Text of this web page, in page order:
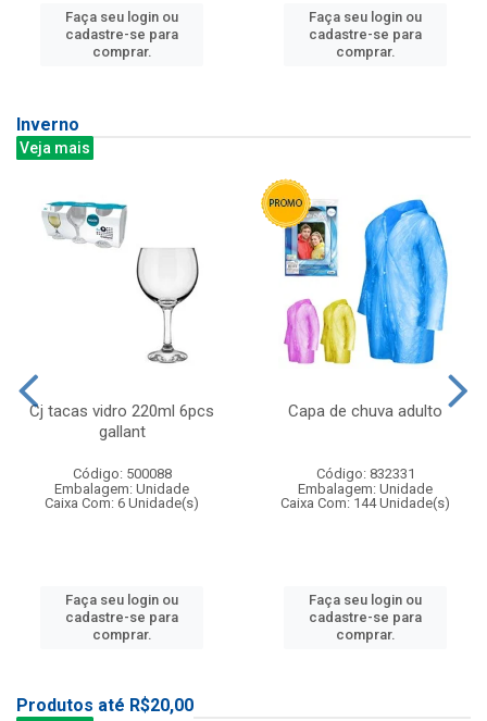
Faça seu login ou
cadastre-se para
comprar.
Faça seu login ou
cadastre-se para
comprar.
Inverno
Veja mais
Cj tacas vidro 220ml 6pcs
gallant
Código: 500088
Embalagem: Unidade
Caixa Com: 6 Unidade(s)
Faça seu login ou
cadastre-se para
comprar.
Capa de chuva adulto
Código: 832331
Embalagem: Unidade
Caixa Com: 144 Unidade(s)
Faça seu login ou
cadastre-se para
comprar.
Produtos até R$20,00